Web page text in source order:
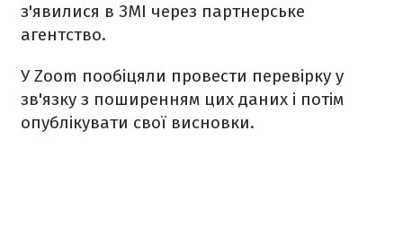
з'явилися в ЗМІ через партнерське
агентство.
У Zoom пообіцяли провести перевірку у
зв'язку з поширенням цих даних і потім
опублікувати свої висновки.